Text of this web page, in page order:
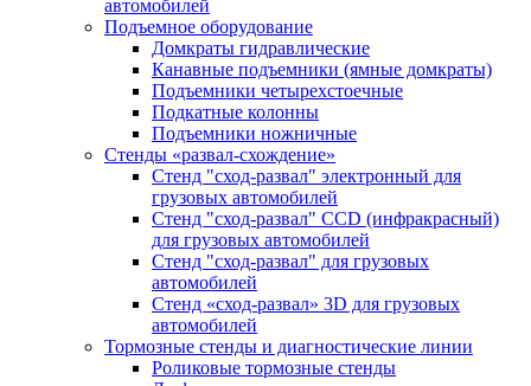
автомобилей
Подъемное оборудование
Домкраты гидравлические
Канавные подъемники (ямные домкраты)
Подъемники четырехстоечные
Подкатные колонны
Подъемники ножничные
Стенды «развал-схождение»
Стенд "сход-развал" электронный для
грузовых автомобилей
Стенд "сход-развал" CCD (инфракрасный)
для грузовых автомобилей
Стенд "сход-развал" для грузовых
автомобилей
Стенд «сход-развал» 3D для грузовых
автомобилей
Тормозные стенды и диагностические линии
Роликовые тормозные стенды